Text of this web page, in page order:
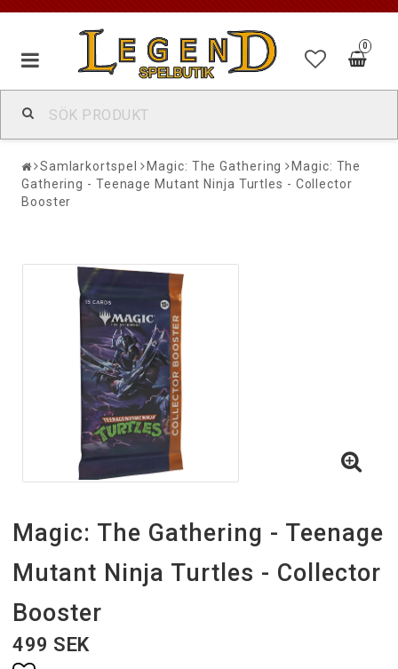
0
Samlarkortspel Magic: The Gathering
Magic: The
Gathering - Teenage Mutant Ninja Turtles - Collector
Booster
Magic: The Gathering - Teenage
Mutant Ninja Turtles - Collector
Booster
499 SEK